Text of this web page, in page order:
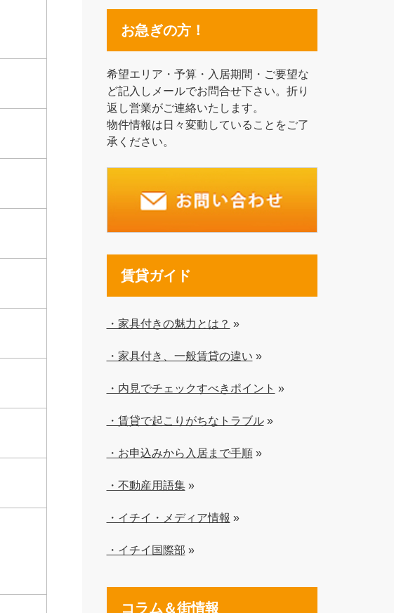
お急ぎの方！
希望エリア・予算・入居期間・ご要望な
ど記入しメールでお問合せ下さい。折り
返し営業がご連絡いたします。
物件情報は日々変動していることをご了
承ください。
賃貸ガイド
・家具付きの魅力とは？ »
・家具付き、一般賃貸の違い »
・内見でチェックすべきポイント »
・賃貸で起こりがちなトラブル»
・お申込みから入居まで手順»
・不動産用語集»
・イチイ・メディア情報 »
・イチイ国際部 »
コラム＆街情報